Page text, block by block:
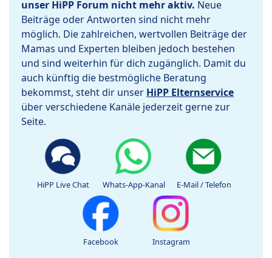
unser HiPP Forum nicht mehr aktiv. Neue
Beiträge oder Antworten sind nicht mehr
möglich. Die zahlreichen, wertvollen Beiträge der
Mamas und Experten bleiben jedoch bestehen
und sind weiterhin für dich zugänglich. Damit du
auch künftig die bestmögliche Beratung
bekommst, steht dir unser HiPP Elternservice
über verschiedene Kanäle jederzeit gerne zur
Seite.
HiPP Live Chat Whats-App-Kanal E-Mail / Telefon
Facebook Instagram